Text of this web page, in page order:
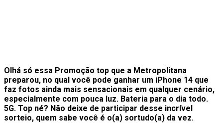
Olhá só essa Promoção top que a Metropolitana
preparou, no qual você pode ganhar um iPhone 14 que
faz fotos ainda mais sensacionais em qualquer cenário,
especialmente com pouca luz. Bateria para o dia todo.
5G. Top né? Não deixe de participar desse incrível
sorteio, quem sabe você é o(a) sortudo(a) da vez.